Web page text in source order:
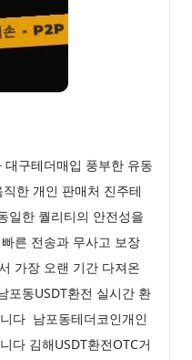
구테더매입 풍부한 유동
한 개인 판매처 진주테
일한 퀄리티의 안전성을
른 전송과 무사고 보장
가장 오랜 기간 다져온
포동USDT환전 실시간 환
다 남포동테더코인개인
다 김해USDT환전OTC거